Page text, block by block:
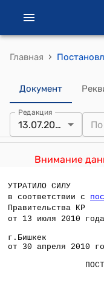
Главная ›
Документ
Редакция
13.07.2010
Внимание